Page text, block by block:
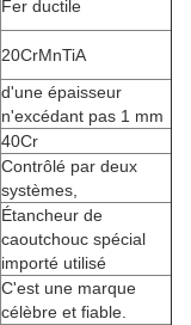
Fer ductile
20CrMnTiA
d'une épaisseur
n'excédant pas 1 mm
40Cr
Contrôlé par deux
systèmes,
Étancheur de
caoutchouc spécial
importé utilisé
C'est une marque
célèbre et fiable.